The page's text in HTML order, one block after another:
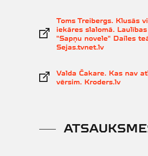
Toms Treibergs. Klusās
iekāres slalomā.
"Sapņu novele" Dailes
Sejas.tvnet.lv
Valda Čakare. Kas nav
vērsim. Kroders.lv